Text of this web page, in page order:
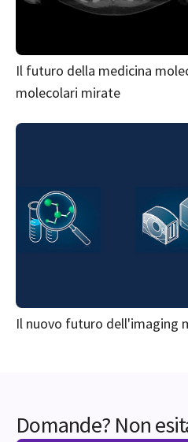
Il futuro della medicina
molecolari mirate
Il nuovo futuro dell'imaging
Domande? Non